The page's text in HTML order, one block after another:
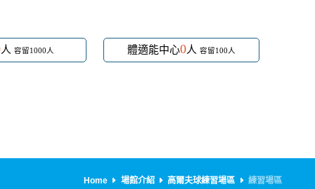
人容留1000人 體適能中心0人容留100人
Home 場館介紹 高爾夫球練習場區 練習場區